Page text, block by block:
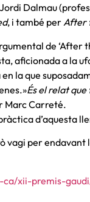
Dalmau
, i també perAfter
de ‘After
aficionada a la
la que
És el relat que
Marc Carreté.
d’aquesta
vagi per endavant
ca/xii-premis-